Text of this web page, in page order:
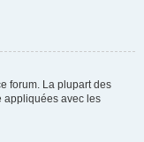
forum. La plupart des
appliquées avec les